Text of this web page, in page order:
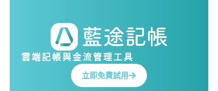
雲端記帳與金流管理工具
立即免費試用